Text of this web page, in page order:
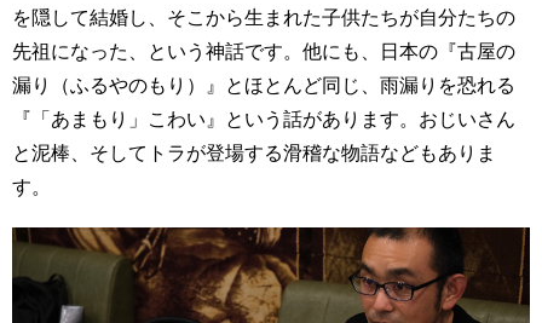
を隠して結婚し、そこから生まれた子供たちが自分たちの
先祖になった、という神話です。他にも、日本の『古屋の
漏り（ふるやのもり）』とほとんど同じ、雨漏りを恐れる
『「あまもり」こわい』という話があります。おじいさん
と泥棒、そしてトラが登場する滑稽な物語などもありま
す。